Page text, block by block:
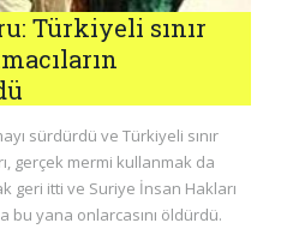
Türkiyeli sınır
sürdürdü ve Türkiyeli sınır
gerçek mermi kullanmak da
geri itti ve Suriye İnsan Hakları
bu yana onlarcasını öldürdü.